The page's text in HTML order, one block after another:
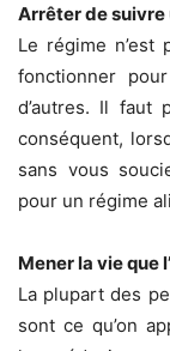
Arrêter de suivre
Le régime
fonctionner
d’autres. Il faut
conséquent,
sans vous
pour un régime
Mener la vie que
La plupart des
sont ce qu’on